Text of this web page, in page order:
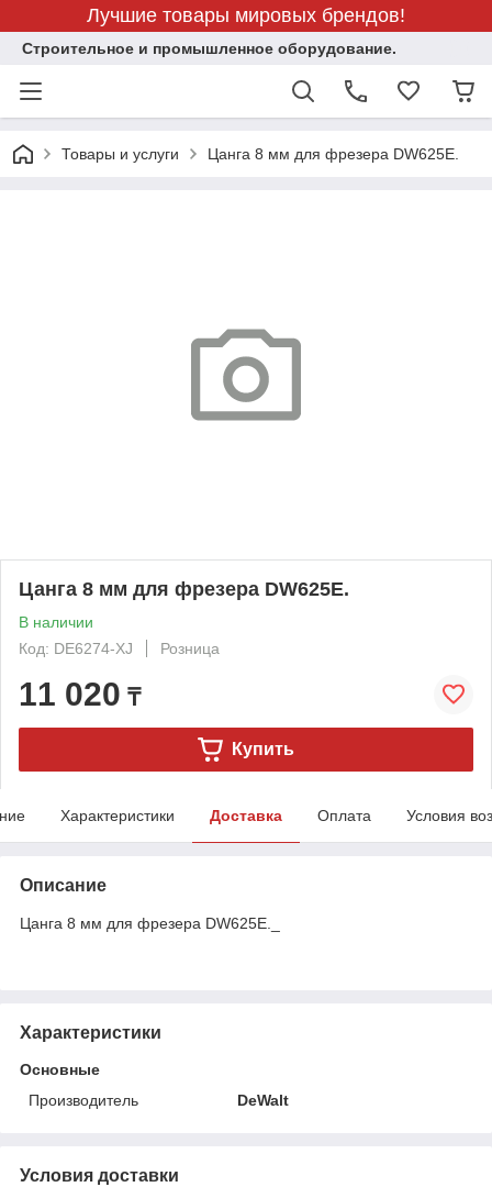
Лучшие товары мировых брендов!
Строительное и промышленное оборудование.
Товары и услуги Цанга 8 мм для фрезера DW625E.
Цанга 8 мм для фрезера DW625E.
В наличии
Код: DE6274-XJ
Розница
11 020 ₸
Купить
Характеристики Доставка Оплата Условия
Описание
Цанга 8 мм для фрезера DW625E._
Характеристики
Основные
Производитель
DeWalt
Условия доставки